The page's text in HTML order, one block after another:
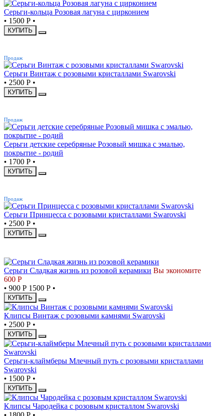
Серьги-кольца Розовая лагуна с цирконием
• 1500 Р •
КУПИТЬ
Продаж
Серьги Винтаж с розовыми кристаллами Swarovski
• 2500 Р •
КУПИТЬ
Продаж
Серьги детские серебряные Розовый мишка с эмалью,
покрытие - родий
• 1700 Р •
КУПИТЬ
Продаж
Серьги Принцесса с розовыми кристаллами Swarovski
• 2500 Р •
КУПИТЬ
Серьги Сладкая жизнь из розовой керамики Вы экономите
600 Р
• 900 Р 1500 Р •
КУПИТЬ
Клипсы Винтаж с розовыми камнями Swarovski
• 2500 Р •
КУПИТЬ
Серьги-клаймберы Млечный путь с розовыми кристаллами
Swarovski
• 1500 Р •
КУПИТЬ
Клипсы Чародейка с розовым кристаллом Swarovski